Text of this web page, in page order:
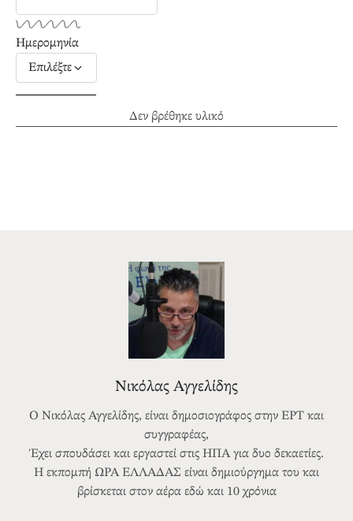
Δεν βρέθηκε υλικό
Ημερομηνία
Επιλέξτε
Νικόλας Αγγελίδης
Ο Νικόλας Αγγελίδης, είναι δημοσιογράφος στην ΕΡΤ και
συγγραφέας,
Έχει σπουδάσει και εργαστεί στις ΗΠΑ για δυο δεκαετίες.
Η εκπομπή ΩΡΑ ΕΛΛΑΔΑΣ είναι δημιούργημα του και
βρίσκεται στον αέρα εδώ και 10 χρόνια